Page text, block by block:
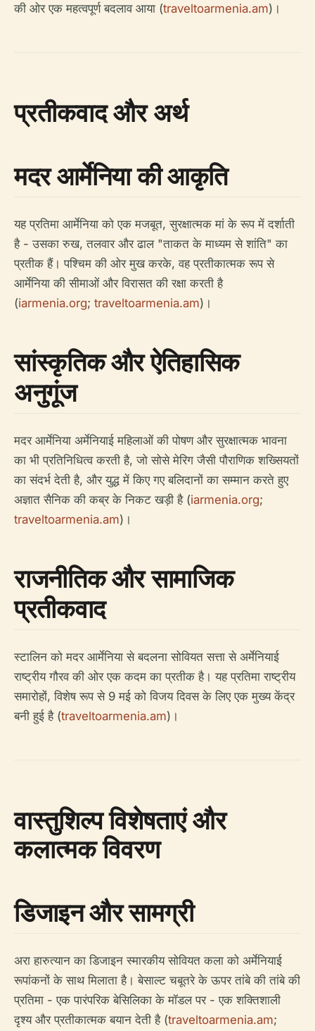
की ओर एक महत्वपूर्ण बदलाव आया (traveltoarmenia.am)।
प्रतीकवाद और अर्थ
मदर आर्मेनिया की आकृति
यह प्रतिमा आर्मेनिया को एक मजबूत, सुरक्षात्मक मां के रूप में दर्शाती
है - उसका रुख, तलवार और ढाल "ताकत के माध्यम से शांति" का
प्रतीक हैं। पश्चिम की ओर मुख करके, वह प्रतीकात्मक रूप से
आर्मेनिया की सीमाओं और विरासत की रक्षा करती है
(iarmenia.org; traveltoarmenia.am)।
सांस्कृतिक और ऐतिहासिक
अनुगूंज
मदर आर्मेनिया अर्मेनियाई महिलाओं की पोषण और सुरक्षात्मक भावना
का भी प्रतिनिधित्व करती है, जो सोसे मेरिग जैसी पौराणिक शख्सियतों
का संदर्भ देती है, और युद्ध में किए गए बलिदानों का सम्मान करते हुए
अज्ञात सैनिक की कब्र के निकट खड़ी है (iarmenia.org;
traveltoarmenia.am)।
राजनीतिक और सामाजिक
प्रतीकवाद
स्टालिन को मदर आर्मेनिया से बदलना सोवियत सत्ता से अर्मेनियाई
राष्ट्रीय गौरव की ओर एक कदम का प्रतीक है। यह प्रतिमा राष्ट्रीय
समारोहों, विशेष रूप से 9 मई को विजय दिवस के लिए एक मुख्य केंद्र
बनी हुई है (traveltoarmenia.am)।
वास्तुशिल्प विशेषताएं और
कलात्मक विवरण
डिजाइन और सामग्री
अरा हारुत्यान का डिजाइन स्मारकीय सोवियत कला को अर्मेनियाई
रूपांकनों के साथ मिलाता है। बेसाल्ट चबूतरे के ऊपर तांबे की तांबे की
प्रतिमा - एक पारंपरिक बेसिलिका के मॉडल पर - एक शक्तिशाली
दृश्य और प्रतीकात्मक बयान देती है (traveltoarmenia.am;